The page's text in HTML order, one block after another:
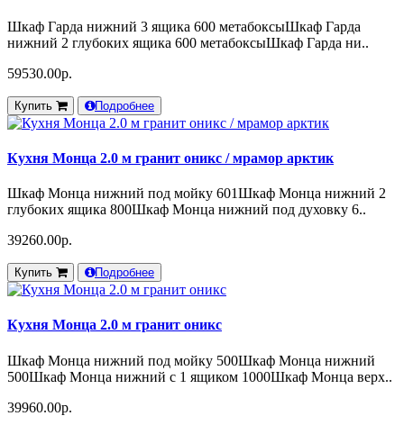
Шкаф Гарда нижний 3 ящика 600 метабоксыШкаф Гарда
нижний 2 глубоких ящика 600 метабоксыШкаф Гарда ни..
59530.00р.
Купить Подробнее
Кухня Монца 2.0 м гранит оникс / мрамор арктик
Шкаф Монца нижний под мойку 601Шкаф Монца нижний 2
глубоких ящика 800Шкаф Монца нижний под духовку 6..
39260.00р.
Купить Подробнее
Кухня Монца 2.0 м гранит оникс
Шкаф Монца нижний под мойку 500Шкаф Монца нижний
500Шкаф Монца нижний с 1 ящиком 1000Шкаф Монца верх..
39960.00р.